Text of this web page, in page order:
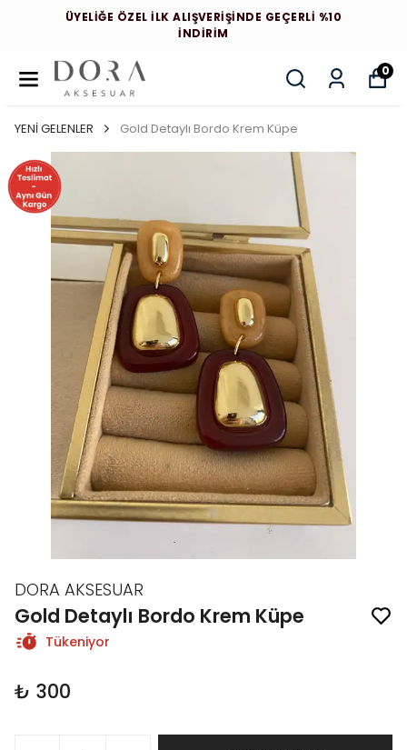
ÜYELİĞE ÖZEL İLK ALIŞVERİŞİNDE GEÇERLİ %10
İNDİRİM
0
YENİ GELENLER Gold Detaylı Bordo Krem Küpe
DORA AKSESUAR
Gold Detaylı Bordo Krem Küpe
Tükeniyor
₺ 300